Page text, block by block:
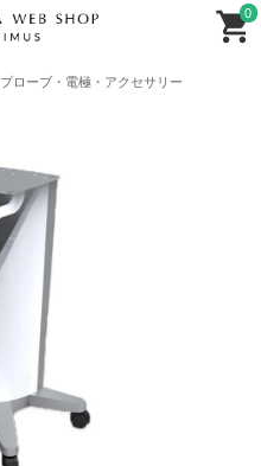
0
プローブ・電極・アクセサリー